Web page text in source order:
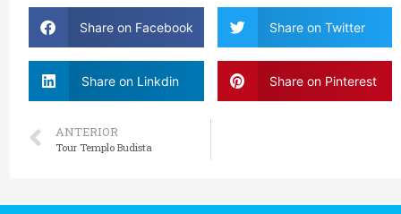
Share on Facebook Share on Twitter
Share on Linkdin Share on Pinterest
ANTERIOR
Tour Templo Budista